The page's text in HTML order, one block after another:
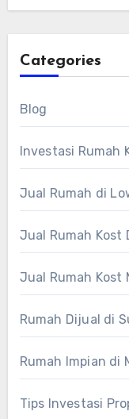
Categories
Blog
Investasi Rumah
Jual Rumah di
Jual Rumah Kost
Jual Rumah Kost
Rumah Dijual di
Rumah Impian di
Tips Investasi